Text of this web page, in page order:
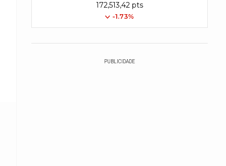
172,513,42 pts
-1.73%
PUBLICIDADE